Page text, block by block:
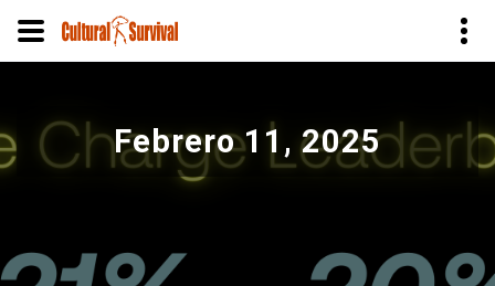
contenido
principal
Febrero 11, 2025